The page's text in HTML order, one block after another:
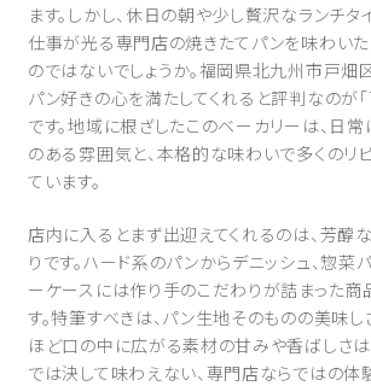
ます。しかし、休日の朝や少し贅沢なランチタ
仕事が光る専門店の焼きたてパンを味わい
のではないでしょうか。福岡県北九州市戸畑
パン好きの心を満たしてくれると評判なのが
です。地域に根ざしたこのベーカリーは、日
のある雰囲気と、本格的な味わいで多くのリ
ています。
店内に入るとまず出迎えてくれるのは、芳醇
りです。ハード系のパンからデニッシュ、惣菜
ーケースには作り手のこだわりが詰まった商
す。特筆すべきは、パン生地そのものの美味し
ほど口の中に広がる素材の甘みや香ばしさ
では決して味わえない、専門店ならではの体